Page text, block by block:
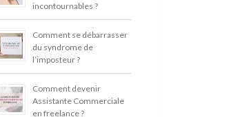
incontournables ?
Comment se débarrasser
du syndrome de
l’imposteur ?
Comment devenir
Assistante Commerciale
en freelance ?